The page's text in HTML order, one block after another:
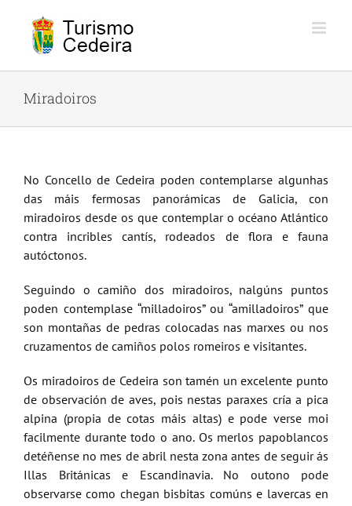
content
Miradoiros
No Concello de Cedeira poden contemplarse algunhas
das máis fermosas panorámicas de Galicia, con
miradoiros desde os que contemplar o océano Atlántico
contra incribles cantís, rodeados de flora e fauna
autóctonos.
Seguindo o camiño dos miradoiros, nalgúns puntos
poden contemplase “milladoiros” ou “amilladoiros” que
son montañas de pedras colocadas nas marxes ou nos
cruzamentos de camiños polos romeiros e visitantes.
Os miradoiros de Cedeira son tamén un excelente punto
de observación de aves, pois nestas paraxes cría a pica
alpina (propia de cotas máis altas) e pode verse moi
facilmente durante todo o ano. Os merlos papoblancos
detéñense no mes de abril nesta zona antes de seguir ás
Illas Británicas e Escandinavia. No outono pode
observarse como chegan bisbitas comúns e lavercas en